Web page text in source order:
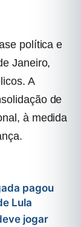
política e
Janeiro,
A
de
à medida
pagou
Lula
jogar